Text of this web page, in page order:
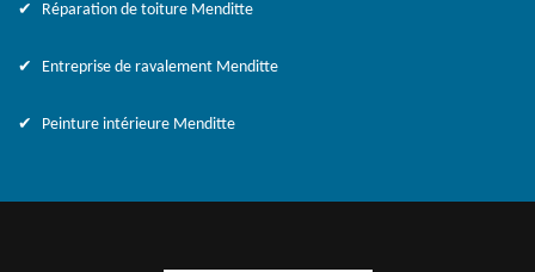
Réparation de toiture Menditte
Entreprise de ravalement Menditte
Peinture intérieure Menditte